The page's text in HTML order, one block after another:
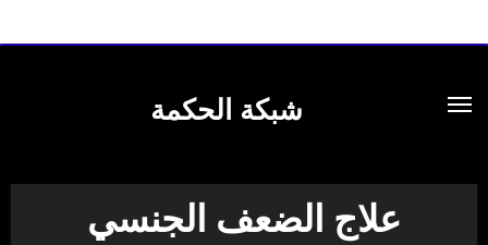
شبكة الحكمة
علاج الضعف الجنسي